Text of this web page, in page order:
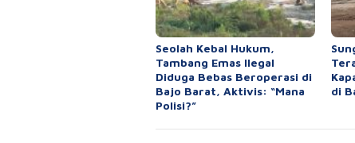
Seolah Kebal Hukum,
Tambang Emas Ilegal
Diduga Bebas Beroperasi di
Bajo Barat, Aktivis: “Mana
Polisi?”
di